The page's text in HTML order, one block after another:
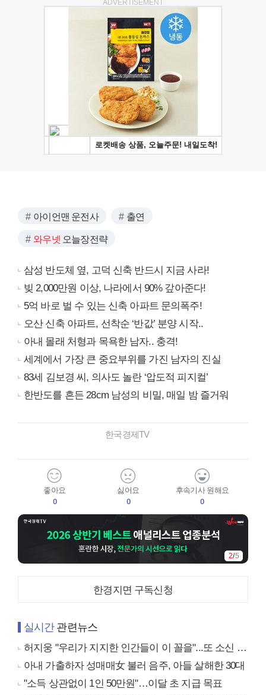
ADVERTISEMENT
아이언맨 운전사 출연
와우넷 오늘장전략
삼성 반도체 옆, 고덕 신축 반드시 지금 사라!
빚 2,000만원 이상, 나라에서 90% 갚아준다!
5억 바로 벌 수 있는 신축 아파트 문의폭주!
오산 신축 아파트, 선착순 ‘반값’ 분양 시작..
아내 몰래 처형과 목욕한 남자.. 충격!
세계에서 가장 큰 중요부위를 가진 남자의 진실
83세 김보경 씨, 의사도 놀란 ‘압도적 피지컬’
한반도를 흔든 28cm 남성의 비밀, 매일 밤 즐거워
한국경제TV
좋아요
0
싫어요
0
후속기사 원해요
0
2/5
한경지면 구독신청
실시간관련뉴스
허지웅 "우리가 지지한 인간들이 이 꼴을"...또 소신 발언
아내 가출하자 성매매女 불러 음주, 아들 살해한 30대
"소득 상관없이 1인 50만원"…이달 초 지급 목표